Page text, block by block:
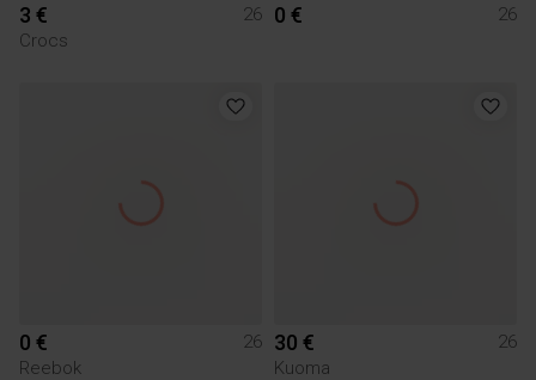
3 €
26
Crocs
0 € 26
0 €
26
Reebok
30 €
26
Kuoma